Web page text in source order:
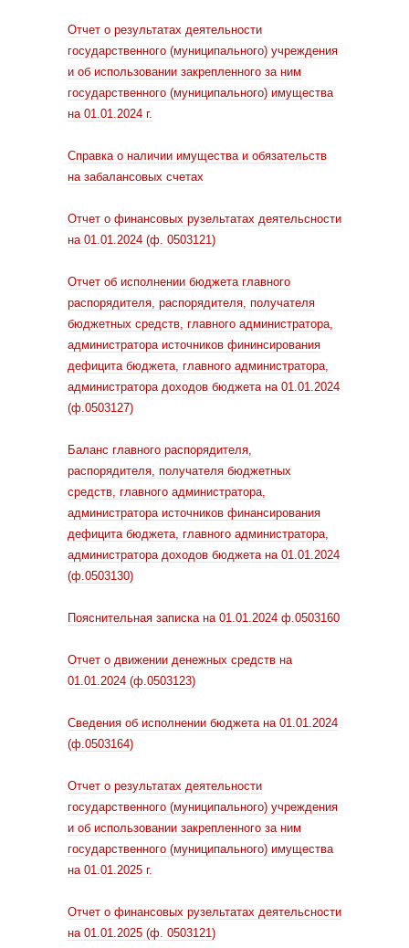
Отчет о результатах деятельности
государственного (муниципального) учреждения
и об использовании закрепленного за ним
государственного (муниципального) имущества
на 01.01.2024 г.
Справка о наличии имущества и обязательств
на забалансовых счетах
Отчет о финансовых рузельтатах деятельсности
на 01.01.2024 (ф. 0503121)
Отчет об исполнении бюджета главного
распорядителя, распорядителя, получателя
бюджетных средств, главного администратора,
администратора источников фининсирования
дефицита бюджета, главного администратора,
администратора доходов бюджета на 01.01.2024
(ф.0503127)
Баланс главного распорядителя,
распорядителя, получателя бюджетных
средств, главного администратора,
администратора источников финансирования
дефицита бюджета, главного администратора,
администратора доходов бюджета на 01.01.2024
(ф.0503130)
Пояснительная записка на 01.01.2024 ф.0503160
Отчет о движении денежных средств на
01.01.2024 (ф.0503123)
Сведения об исполнении бюджета на 01.01.2024
(ф.0503164)
Отчет о результатах деятельности
государственного (муниципального) учреждения
и об использовании закрепленного за ним
государственного (муниципального) имущества
на 01.01.2025 г.
Отчет о финансовых рузельтатах деятельсности
на 01.01.2025 (ф. 0503121)